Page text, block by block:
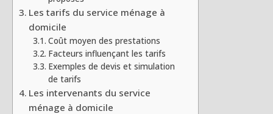
Les tarifs du service ménage à
domicile
Coût moyen des prestations
Facteurs influençant les tarifs
Exemples de devis et simulation
de tarifs
Les intervenants du service
ménage à domicile